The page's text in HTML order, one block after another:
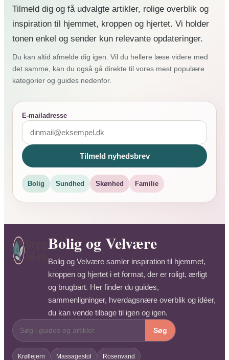
Tilmeld dig og få udvalgte artikler, rolige overblik og
inspiration til hjemmet, kroppen og hjertet. Vi holder
tonen enkel og sender kun relevante opdateringer.
Du kan altid afmelde dig igen. Vil du hellere læse videre med
det samme, kan du også gå direkte til vores mest populære
kategorier og guides nedenfor.
E-mailadresse
Tilmeld nyhedsbrev
Bolig Sundhed Skønhed Familie
Bolig og Velvære
Bolig og Velvære samler inspiration til hjemmet,
kroppen og hjertet i et format, der er roligt, ærligt
og brugbart. Her finder du guides,
sammenligninger, hverdagsnære overblik og idéer,
du kan vende tilbage til igen og igen.
Søg
Krøllejern Massagestol Rosenvand